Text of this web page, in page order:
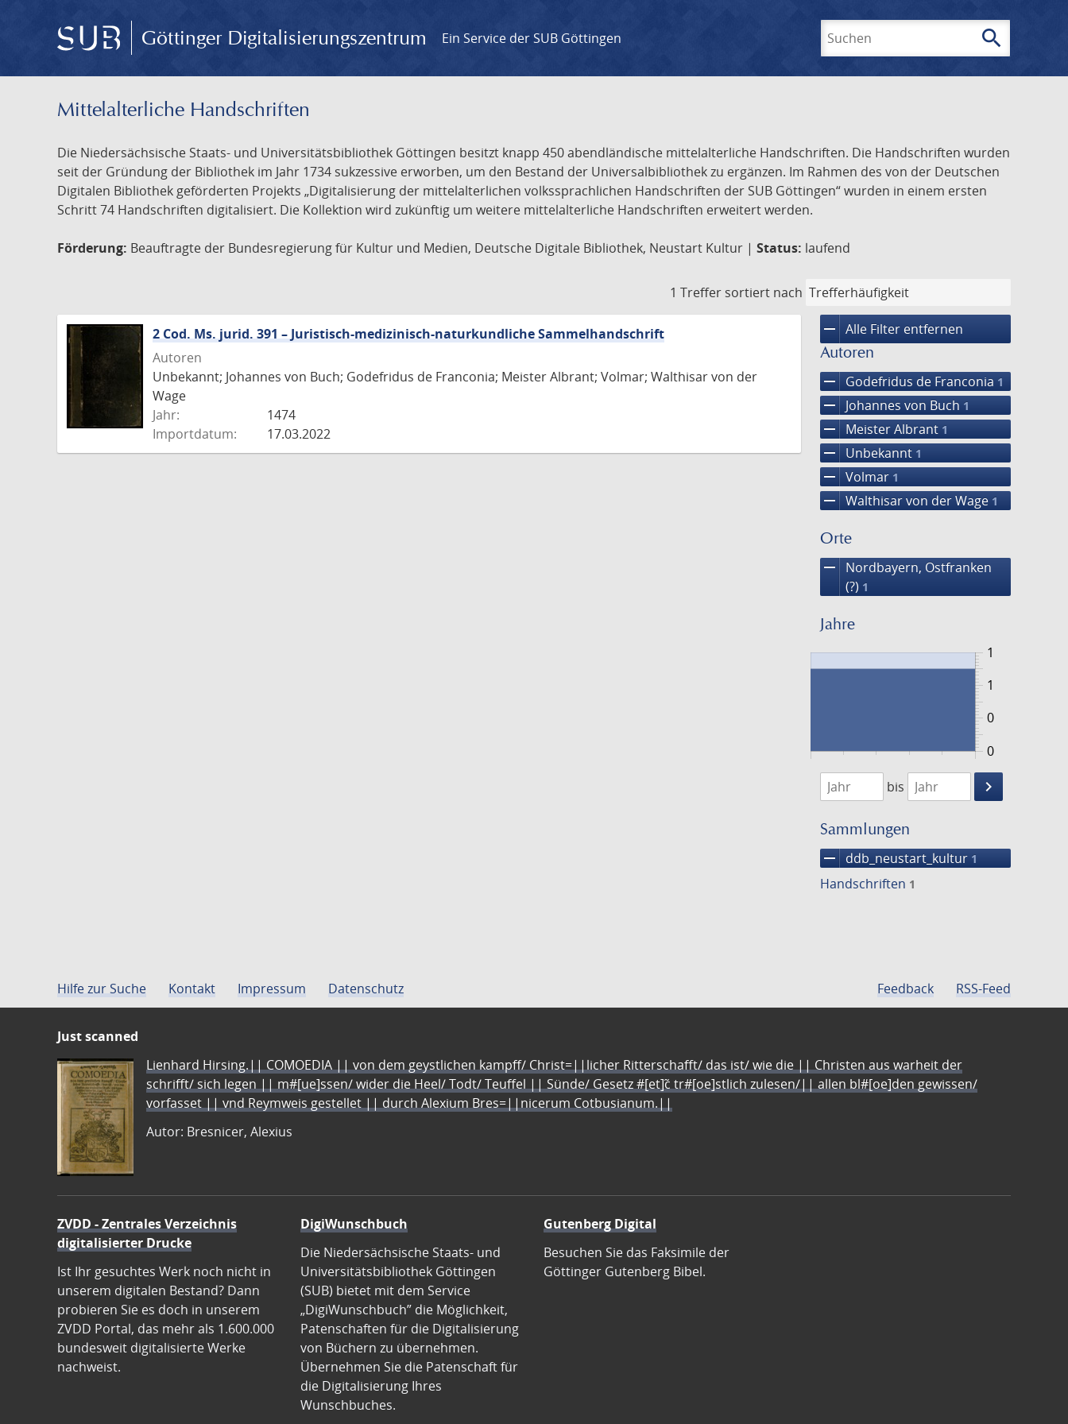
Göttinger Digitalisierungszentrum Ein Service der SUB Göttingen search
Mittelalterliche Handschriften
Die Niedersächsische Staats- und Universitätsbibliothek Göttingen besitzt knapp 450 abendländische mittelalterliche Handschriften. Die Handschriften wurden
seit der Gründung der Bibliothek im Jahr 1734 sukzessive erworben, um den Bestand der Universalbibliothek zu ergänzen. Im Rahmen des von der Deutschen
Digitalen Bibliothek geförderten Projekts „Digitalisierung der mittelalterlichen volkssprachlichen Handschriften der SUB Göttingen“ wurden in einem ersten
Schritt 74 Handschriften digitalisiert. Die Kollektion wird zukünftig um weitere mittelalterliche Handschriften erweitert werden.
Förderung: Beauftragte der Bundesregierung für Kultur und Medien, Deutsche Digitale Bibliothek, Neustart Kultur | Status: laufend
1 Treffer sortiert nach
remove Alle Filter entfernen
Autoren
remove Godefridus de Franconia 1
remove Johannes von Buch 1
remove Meister Albrant 1
remove Unbekannt 1
remove Volmar 1
remove Walthisar von der Wage 1
Orte
remove
Nordbayern, Ostfranken
(?) 1
Jahre
0
1
0
1
1474
1475
bis
keyboard_arrow_right
Suche
Sammlungen
remove ddb_neustart_kultur 1
Handschriften 1
2 Cod. Ms. jurid. 391 – Juristisch-medizinisch-naturkundliche Sammelhandschrift
Autoren
Unbekannt; Johannes von Buch; Godefridus de Franconia; Meister Albrant; Volmar; Walthisar von der
Wage
Jahr:
1474
Importdatum:
17.03.2022
Hilfe zur Suche Kontakt Impressum Datenschutz Feedback RSS-Feed
Just scanned
Lienhard Hirsing.|| COMOEDIA || von dem geystlichen kampff/ Christ=||licher Ritterschafft/ das ist/ wie die || Christen aus warheit der
schrifft/ sich legen || m#[ue]ssen/ wider die Heel/ Todt/ Teuffel || Sünde/ Gesetz #[et]c̃ tr#[oe]stlich zulesen/|| allen bl#[oe]den gewissen/
vorfasset || vnd Reymweis gestellet || durch Alexium Bres=||nicerum Cotbusianum.||
Autor: Bresnicer, Alexius
ZVDD - Zentrales Verzeichnis
digitalisierter Drucke
Ist Ihr gesuchtes Werk noch nicht in
unserem digitalen Bestand? Dann
probieren Sie es doch in unserem
ZVDD Portal, das mehr als 1.600.000
bundesweit digitalisierte Werke
nachweist.
DigiWunschbuch
Die Niedersächsische Staats- und
Universitätsbibliothek Göttingen
(SUB) bietet mit dem Service
„DigiWunschbuch” die Möglichkeit,
Patenschaften für die Digitalisierung
von Büchern zu übernehmen.
Übernehmen Sie die Patenschaft für
die Digitalisierung Ihres
Wunschbuches.
Gutenberg Digital
Besuchen Sie das Faksimile der
Göttinger Gutenberg Bibel.